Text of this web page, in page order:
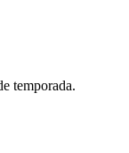
temporada.